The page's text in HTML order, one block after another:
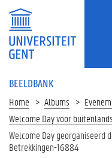
BEELDBANK
Home Albums
Welcome Day voor
Welcome Day georganiseerd
Betrekkingen-16884